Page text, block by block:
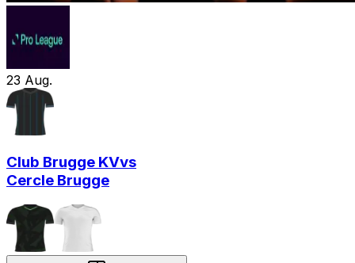
23 Aug.
Club Brugge KVvs
Cercle Brugge